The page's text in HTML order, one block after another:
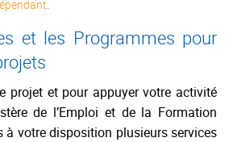
.
et les Programmes pour
projet et pour appuyer votre activité
de l’Emploi et de la Formation
à votre disposition plusieurs services